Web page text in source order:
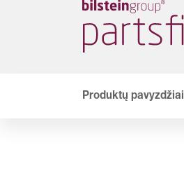
Produktų pavyzdžiai